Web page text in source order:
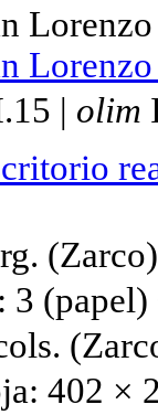
| olim
(Zarco)
3 (papel)
402 ×